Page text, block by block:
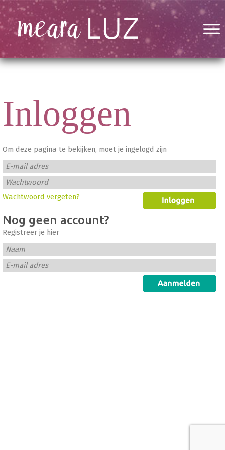
Inloggen
Om deze pagina te bekijken, moet je ingelogd zijn
E-mail adres
Wachtwoord
Wachtwoord vergeten?
Nog geen account?
Registreer je hier
Naam
E-mail adres